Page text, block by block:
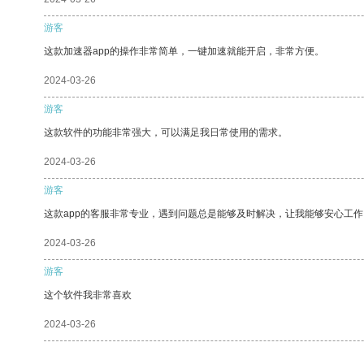
游客
这款加速器app的操作非常简单，一键加速就能开启，非常方便。
2024-03-26
游客
这款软件的功能非常强大，可以满足我日常使用的需求。
2024-03-26
游客
这款app的客服非常专业，遇到问题总是能够及时解决，让我能够安心工
2024-03-26
游客
这个软件我非常喜欢
2024-03-26